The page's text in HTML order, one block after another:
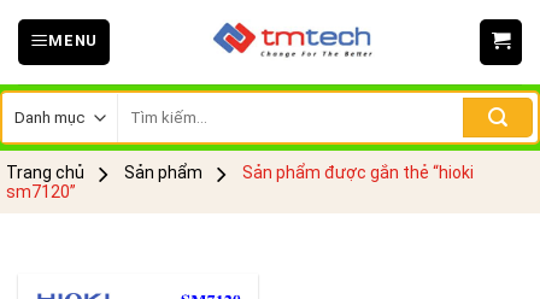
Skip
MENU
kiếm:
Trang chủ Sản phẩm
Sản phẩm được gắn thẻ “hioki
sm7120”